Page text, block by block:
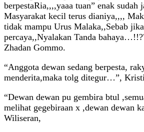
berpestaRia,,,,yaaa tuan” enak sudah
Masyarakat kecil terus dianiya,,,,
tidak mampu Urus Malaka,,Sebab
percaya,,Nyalakan Tanda
Zhadan Gommo.
“Anggota dewan sedang berpesta,
menderita,maka tolg ditegur…”,
“Dewan dewan pu gembira btul
melihat gegebiraan x ,dewan dewan
Wiliseran,